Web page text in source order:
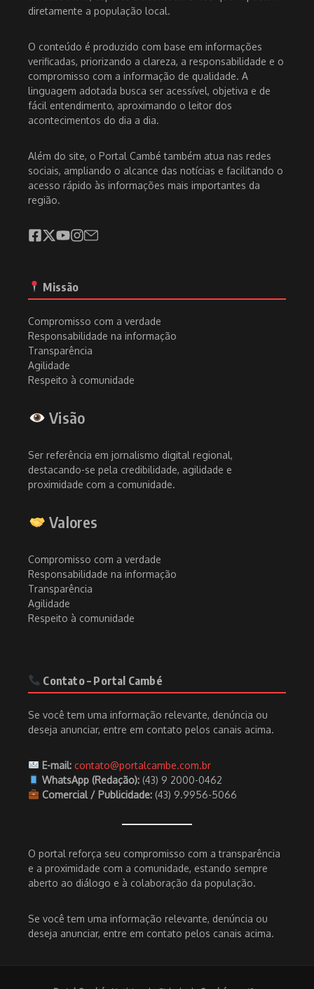
diretamente a população local.
O conteúdo é produzido com base em informações
verificadas, priorizando a clareza, a responsabilidade e o
compromisso com a informação de qualidade. A
linguagem adotada busca ser acessível, objetiva e de
fácil entendimento, aproximando o leitor dos
acontecimentos do dia a dia.
Além do site, o Portal Cambé também atua nas redes
sociais, ampliando o alcance das notícias e facilitando o
acesso rápido às informações mais importantes da
região.
Missão
Compromisso com a verdade
Responsabilidade na informação
Transparência
Agilidade
Respeito à comunidade
Visão
Ser referência em jornalismo digital regional,
destacando-se pela credibilidade, agilidade e
proximidade com a comunidade.
Valores
Compromisso com a verdade
Responsabilidade na informação
Transparência
Agilidade
Respeito à comunidade
Contato – Portal Cambé
Se você tem uma informação relevante, denúncia ou
deseja anunciar, entre em contato pelos canais acima.
E-mail: contato@portalcambe.com.br
WhatsApp (Redação):(43) 9 2000-0462
Comercial / Publicidade:(43) 9.9956-5066
O portal reforça seu compromisso com a transparência
e a proximidade com a comunidade, estando sempre
aberto ao diálogo e à colaboração da população.
Se você tem uma informação relevante, denúncia ou
deseja anunciar, entre em contato pelos canais acima.